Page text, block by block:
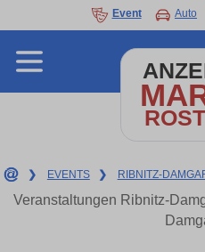
Event Auto
❯ EVENTS ❯ RIBNITZ-
Veranstaltungen Ribnitz-